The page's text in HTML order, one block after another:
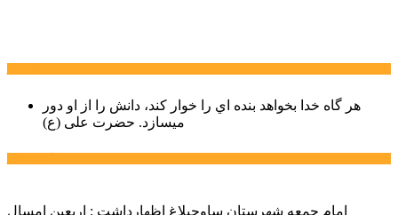
هر گاه خدا بخواهد بنده اي را خوار كند، دانش را از او دور
میسازد. حضرت علی (ع)
امام جمعه شهرستان ساوجبلاغ اظهارداشت : اربعین امسال